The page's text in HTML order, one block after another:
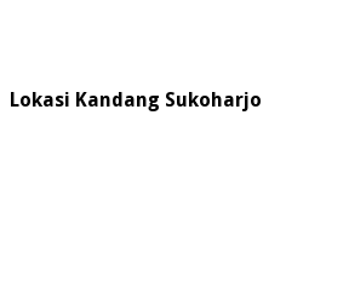
Lokasi Kandang Sukoharjo